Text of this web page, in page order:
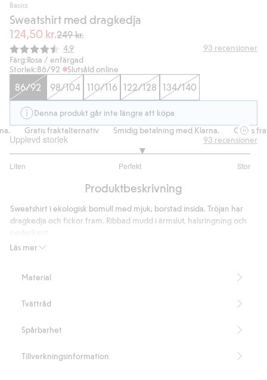
Basics
Sweatshirt med dragkedja
124,50 kr.249 kr.
Snittbetyg:
4.9 93 recensioner
Färg:Rosa / enfärgad
Storlek:86/92 Slutsåld online
86/92 98/104 110/116 122/128 134/140
Denna produkt går inte längre att köpa
Gratis fraktalternativ Smidig betalning med Klarna. Gratis
Upplevd storlek
Liten Perfekt Stor
utav
70
betyg
93 recensioner
Produktbeskrivning
Läs mer
Sweatshirt i ekologisk bomull med mjuk, borstad insida. Tröjan har
dragkedja och fickor fram. Ribbad mudd i ärmslut, halsringning och
Innehåller 100% ekologisk bomull.
Material
Tvättråd
Spårbarhet
Tillverkningsinformation